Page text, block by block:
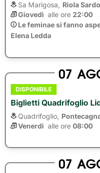
Sa Marigosa,
Riola Sardo
Giovedì alle ore 22:00
Le feminae si fanno
Elena Ledda
07
DISPONIBILE
Biglietti Quadrifoglio
Quadrifoglio,
Venerdì alle ore 08:00
07